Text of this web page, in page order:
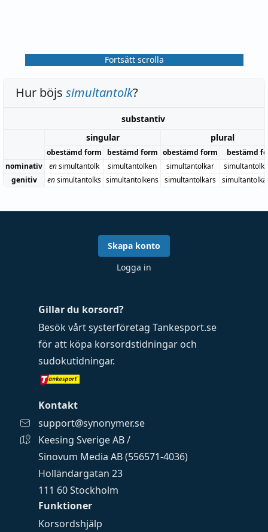
Fortsätt scrolla
Hur böjs simultantolk?
substantiv
singular
plural
obestämd form bestämd form obestämd form
bestämd
nominativ
ensimultantolk simultantolken simultantolkar
genitiv
ensimultantolks simultantolkens simultantolkars
Funktioner
Korsordshjälp
Gillar du korsord?
Besök vårt systerföretag Tankesport.se
för att köpa korsordstidningar och
sudokutidningar.
Kontakt
support@synonymer.se
Keesing Sverige AB /
Sinovum Media AB (556571-4036)
Holländargatan 23
111 60 Stockholm
Skapa konto
Logga in